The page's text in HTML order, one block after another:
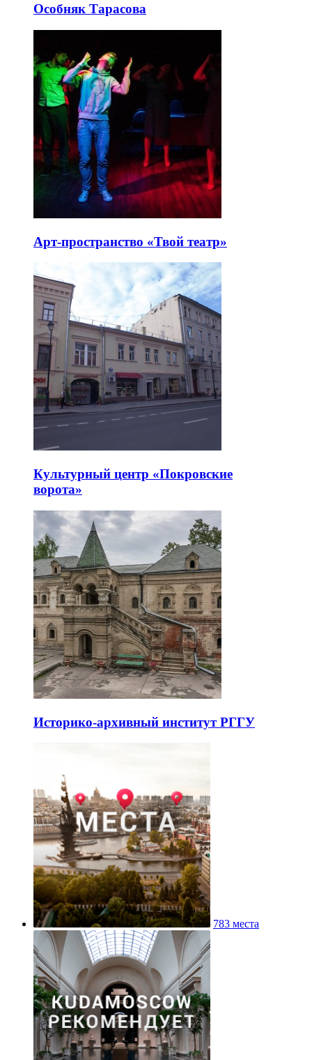
Особняк Тарасова
Арт-пространство «Твой театр»
Культурный центр «Покровские
ворота»
Историко-архивный институт РГГУ
783 места